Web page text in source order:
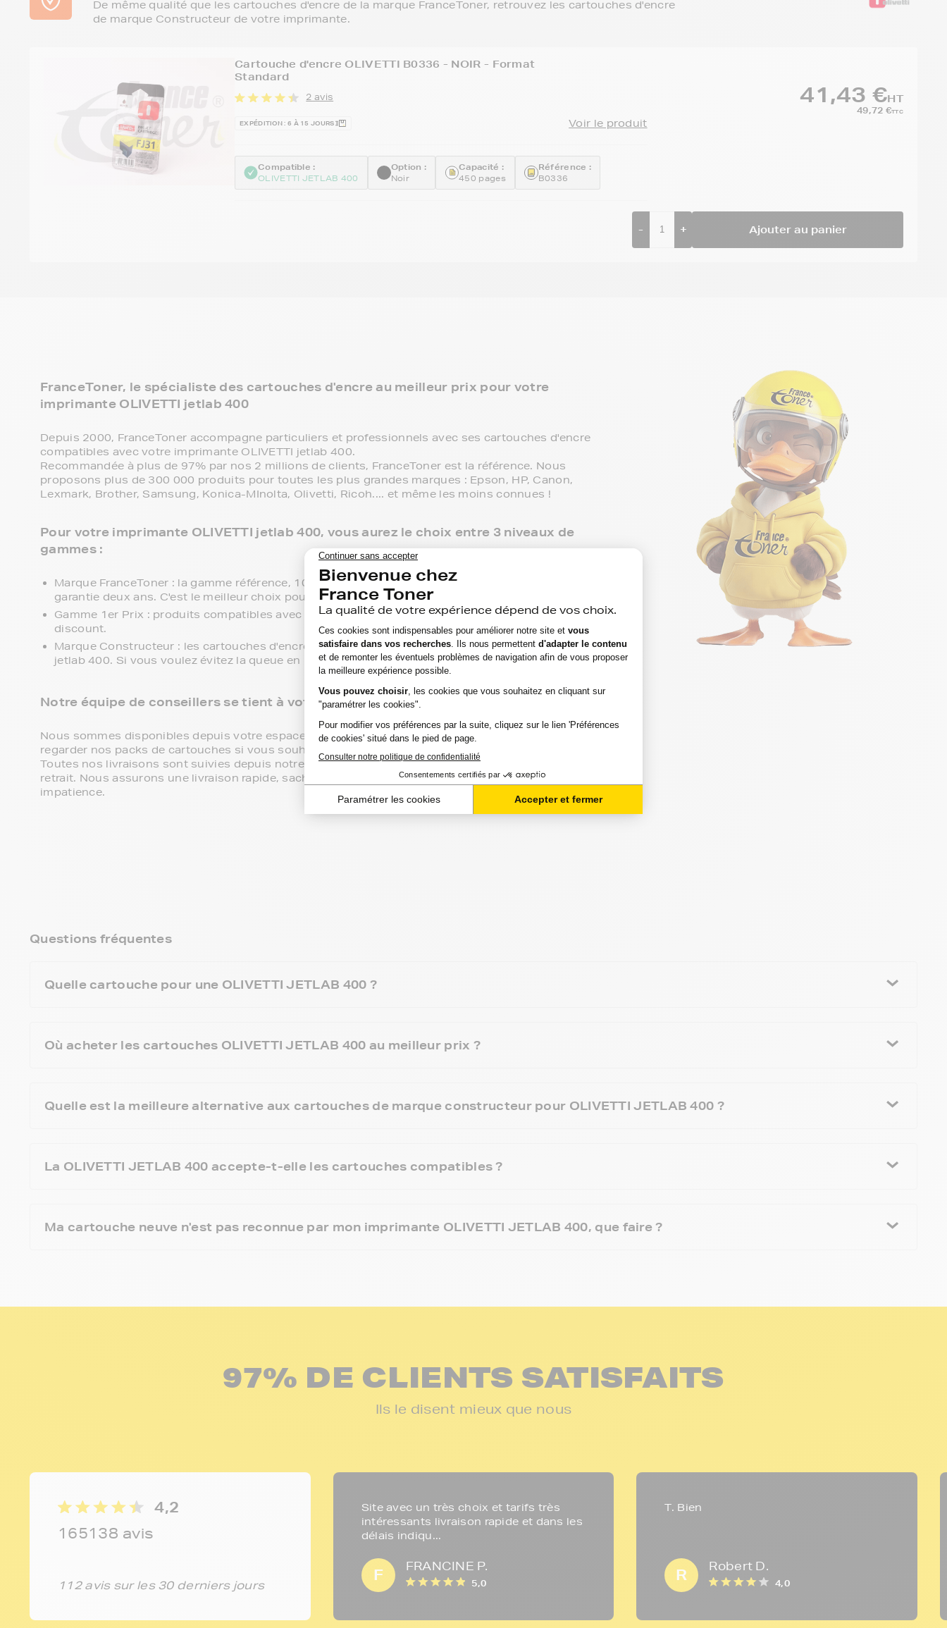
De même qualité que les cartouches d'encre de la marque FranceToner, retrouvez les cartouches d'encre
de marque Constructeur de votre imprimante.
Cartouche d'encre OLIVETTI B0336 - NOIR - Format
Standard
2 avis
EXPÉDITION : 6 À 15 JOURS Voir le produit
Compatible :
OLIVETTI JETLAB 400
Option :
Noir
Capacité :
450 pages
Référence :
B0336
41,43 €HT
49,72 €TTC
- + Ajouter au panier
FranceToner, le spécialiste des cartouches d'encre au meilleur prix pour votre
imprimante OLIVETTI jetlab 400
Depuis 2000, FranceToner accompagne particuliers et professionnels avec ses cartouches d'encre
compatibles avec votre imprimante OLIVETTI jetlab 400.
Recommandée à plus de 97% par nos 2 millions de clients, FranceToner est la référence. Nous
proposons plus de 300 000 produits pour toutes les plus grandes marques : Epson, HP, Canon,
Lexmark, Brother, Samsung, Konica-MInolta, Olivetti, Ricoh.... et même les moins connues !
Pour votre imprimante OLIVETTI jetlab 400, vous aurez le choix entre 3 niveaux de
gammes :
Marque FranceToner : la gamme référence, 100% compatible, livraison offerte en point de retrait et
garantie deux ans. C'est le meilleur choix pour obtenir une haute qualité à bas prix.
Gamme 1er Prix : produits compatibles avec votre imprimante OLIVETTI jetlab 400 à prix
discount.
Marque Constructeur : les cartouches d'encre du constructeur de votre imprimante OLIVETTI
jetlab 400. Si vous voulez évitez la queue en magasin, il vous suffit de commander ici.
Notre équipe de conseillers se tient à votre disposition si vous avez des questions.
Nous sommes disponibles depuis votre espace client ou directement par téléphone. N'hésitez pas à
regarder nos packs de cartouches si vous souhaitez optimiser le coût à la feuille imprimée.
Toutes nos livraisons sont suivies depuis notre entrepôt à leur arrivée chez vous ou au point de
retrait. Nous assurons une livraison rapide, sachant que votre commande est souvent attendue avec
impatience.
Questions fréquentes
Quelle cartouche pour une OLIVETTI JETLAB 400 ?
Où acheter les cartouches OLIVETTI JETLAB 400 au meilleur prix ?
Quelle est la meilleure alternative aux cartouches de marque constructeur pour OLIVETTI JETLAB 400 ?
La OLIVETTI JETLAB 400 accepte-t-elle les cartouches compatibles ?
Ma cartouche neuve n'est pas reconnue par mon imprimante OLIVETTI JETLAB 400, que faire ?
97% DE CLIENTS SATISFAITS
Ils le disent mieux que nous
4,2
165138 avis
112 avis sur les 30 derniers jours
Site avec un très choix et tarifs très
intéressants livraison rapide et dans les
délais indiqu...
F FRANCINE P.
5,0
T. Bien
R Robert D.
4,0